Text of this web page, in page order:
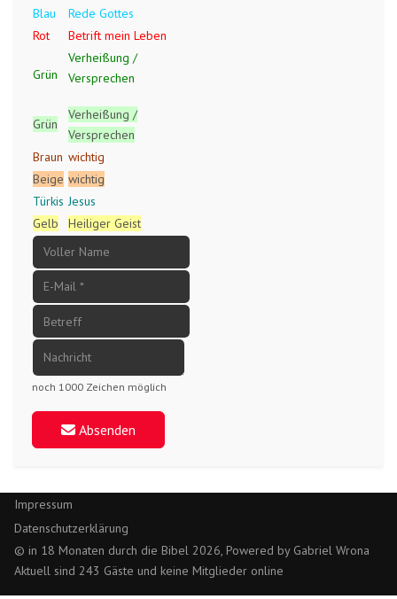
Blau
Rede Gottes
Rot
Betrift mein Leben
Grün
Verheißung /
Versprechen
Grün
Verheißung /
Versprechen
Braun wichtig
Beige wichtig
Türkis Jesus
Gelb
Heiliger Geist
noch 1000 Zeichen möglich
Absenden
Impressum
Datenschutzerklärung
© in 18 Monaten durch die Bibel 2026, Powered by Gabriel Wrona
Aktuell sind 243 Gäste und keine Mitglieder online